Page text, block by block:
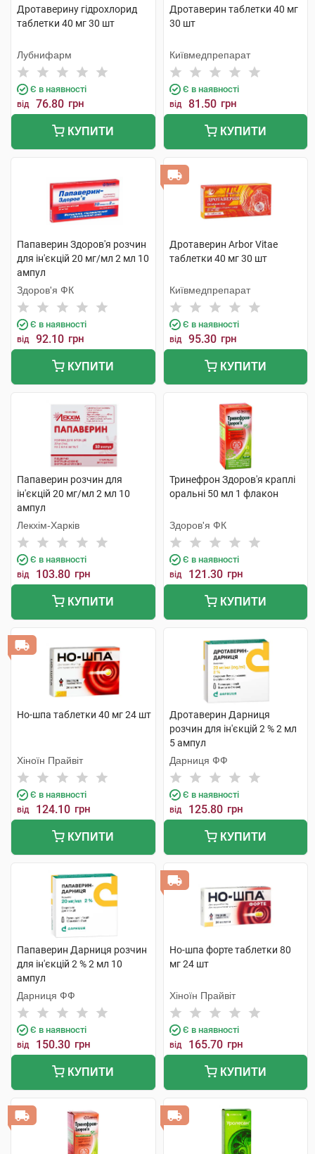
Дротаверину гідрохлорид
таблетки 40 мг 30 шт
Лубнифарм
Є в наявності
від 76.80 грн
КУПИТИ
Дротаверин таблетки 40 мг
30 шт
Київмедпрепарат
Є в наявності
від 81.50 грн
КУПИТИ
Папаверин Здоров'я розчин
для ін'єкцій 20 мг/мл 2 мл 10
ампул
Здоров'я ФК
Є в наявності
від 92.10 грн
КУПИТИ
Дротаверин Arbor Vitae
таблетки 40 мг 30 шт
Київмедпрепарат
Є в наявності
від 95.30 грн
КУПИТИ
Папаверин розчин для
ін'єкцій 20 мг/мл 2 мл 10
ампул
Лекхім-Харків
Є в наявності
від 103.80 грн
КУПИТИ
Тринефрон Здоров'я краплі
оральні 50 мл 1 флакон
Здоров'я ФК
Є в наявності
від 121.30 грн
КУПИТИ
Но-шпа таблетки 40 мг 24 шт
Хіноїн Прайвіт
Є в наявності
від 124.10 грн
КУПИТИ
Дротаверин Дарниця
розчин для ін'єкцій 2 % 2 мл
5 ампул
Дарниця ФФ
Є в наявності
від 125.80 грн
КУПИТИ
Папаверин Дарниця розчин
для ін'єкцій 2 % 2 мл 10
ампул
Дарниця ФФ
Є в наявності
від 150.30 грн
КУПИТИ
Но-шпа форте таблетки 80
мг 24 шт
Хіноїн Прайвіт
Є в наявності
від 165.70 грн
КУПИТИ